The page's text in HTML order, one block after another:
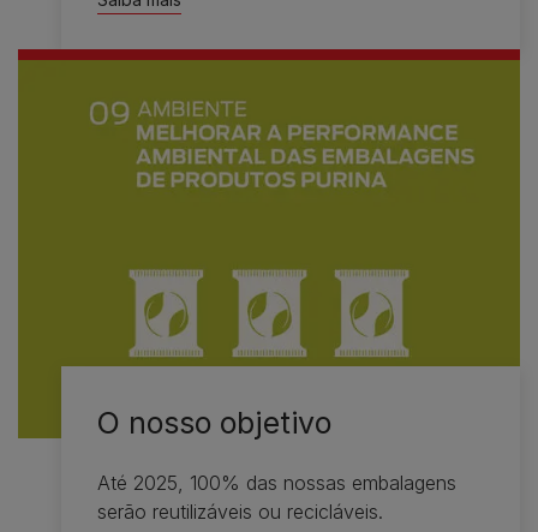
O nosso objetivo
Até 2025, 100% das nossas embalagens
serão reutilizáveis ou recicláveis.